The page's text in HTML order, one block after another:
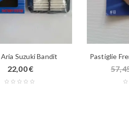
Suzuki Bandit
22,00€
Pastiglie